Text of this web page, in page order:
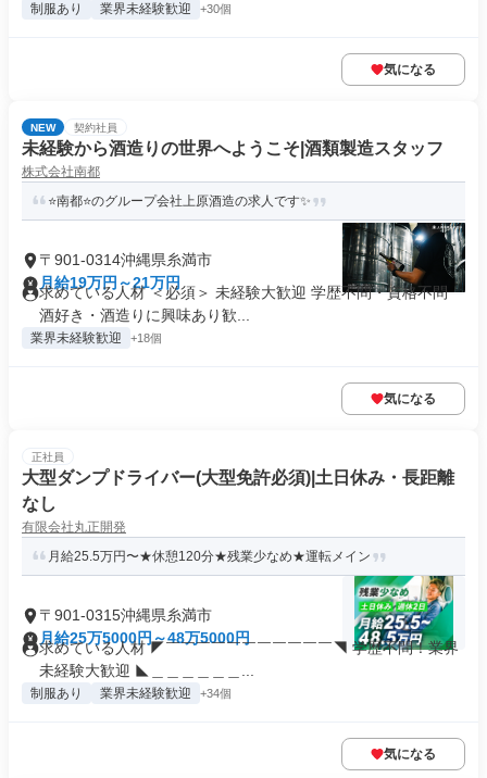
制服あり 業界未経験歓迎 +30個
気になる
NEW 契約社員
未経験から酒造りの世界へようこそ|酒類製造スタッフ
株式会社南都
⭐️南都⭐️のグループ会社上原酒造の求人です✨
〒901-0314沖縄県糸満市
月給19万円～21万円
求めている人材 ＜必須＞ 未経験大歓迎 学歴不問・資格不問
酒好き・酒造りに興味あり歓...
業界未経験歓迎 +18個
気になる
正社員
大型ダンプドライバー(大型免許必須)|土日休み・長距離
なし
有限会社丸正開発
月給25.5万円〜★休憩120分★残業少なめ★運転メイン
〒901-0315沖縄県糸満市
月給25万5000円～48万5000円
求めている人材 ◤￣￣￣￣￣￣￣￣￣￣￣◥ 学歴不問！業界
未経験大歓迎 ◣＿＿＿＿＿＿...
制服あり 業界未経験歓迎 +34個
気になる